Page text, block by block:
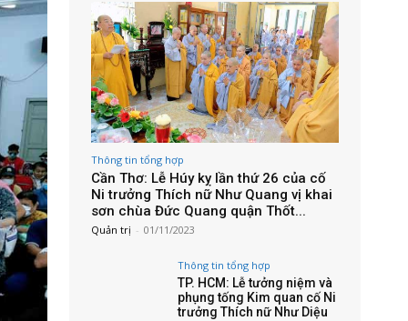
Thông tin tổng hợp
Cần Thơ: Lễ Húy kỵ lần thứ 26 của cố
Ni trưởng Thích nữ Như Quang vị khai
sơn chùa Đức Quang quận Thốt...
Quản trị - 01/11/2023
Thông tin tổng hợp
TP. HCM: Lễ tưởng niệm và
phụng tống Kim quan cố Ni
trưởng Thích nữ Như Diệu